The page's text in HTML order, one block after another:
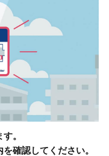
。
を確認してください。